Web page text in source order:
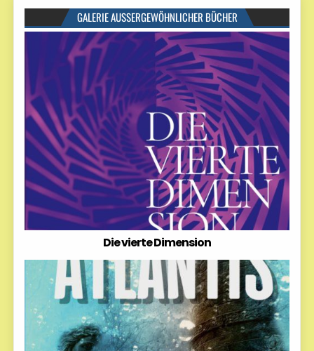
GALERIE AUSSERGEWÖHNLICHER BÜCHER
Die vierte Dimension